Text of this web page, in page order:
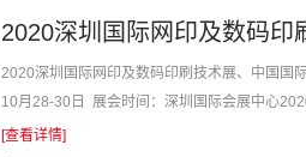
2020深圳国际网印及数码印刷技术展、中国国
10月28-30日 展会时间：深圳国际会展中心
刊深圳网印展...
[查看详情]